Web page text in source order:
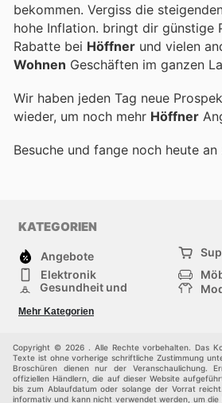
bekommen. Vergiss die
hohe Inflation. bringt dir günstige
Rabatte bei Höffner und vielen
Wohnen Geschäften im ganzen
Wir haben jeden Tag neue
wieder, um noch mehr Höffner
Besuche und fange noch heute an
KATEGORIEN
Angebote
Elektronik
Gesundheit und
Sportartikel und
Sportbekleidung
Einkaufzentren
Mehr Kategorien
Copyright © 2026 . Alle Rechte vorbehalten. Das
Texte ist ohne vorherige schriftliche Zustimmung
Broschüren dienen nur der Veranschaulichung.
offiziellen Händlern, die auf dieser Website
bis zum Ablaufdatum oder solange der Vorrat
informativ und kann nicht verwendet werden, um die